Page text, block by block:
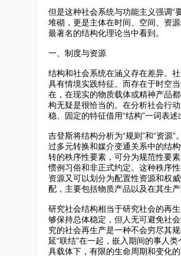
但是这种社会系统与功能主义强调“
堆砌，更是主体在时间、空间、资
最著名的结构化理论当中看到。
一、制度与资源
结构和社会系统在涵义存在差异。
具有情境实践特征。而存在于时空
在，在现实的物质载体或精神产品
构无疑是很恰当的。在分析社会行
稳、固定的特征借用“结构”一词表述
吉登斯将结构分析为“规则”和“资源
过多元转换和媒介变通关系中的结
转的秩序性要素，可分为规范性要
惯例习俗和非正式约定。这种秩序
资源又可以划分为配置性资源和权
配，主要包括物质产品以及在其生
研究社会结构相当于研究社会的再
够保持总体稳定，但人无可避免社
究的社会再生产是一种不会穷尽其
延“联结”在一起，嵌入期间的事人
具载体下，有限的生命周期和变化